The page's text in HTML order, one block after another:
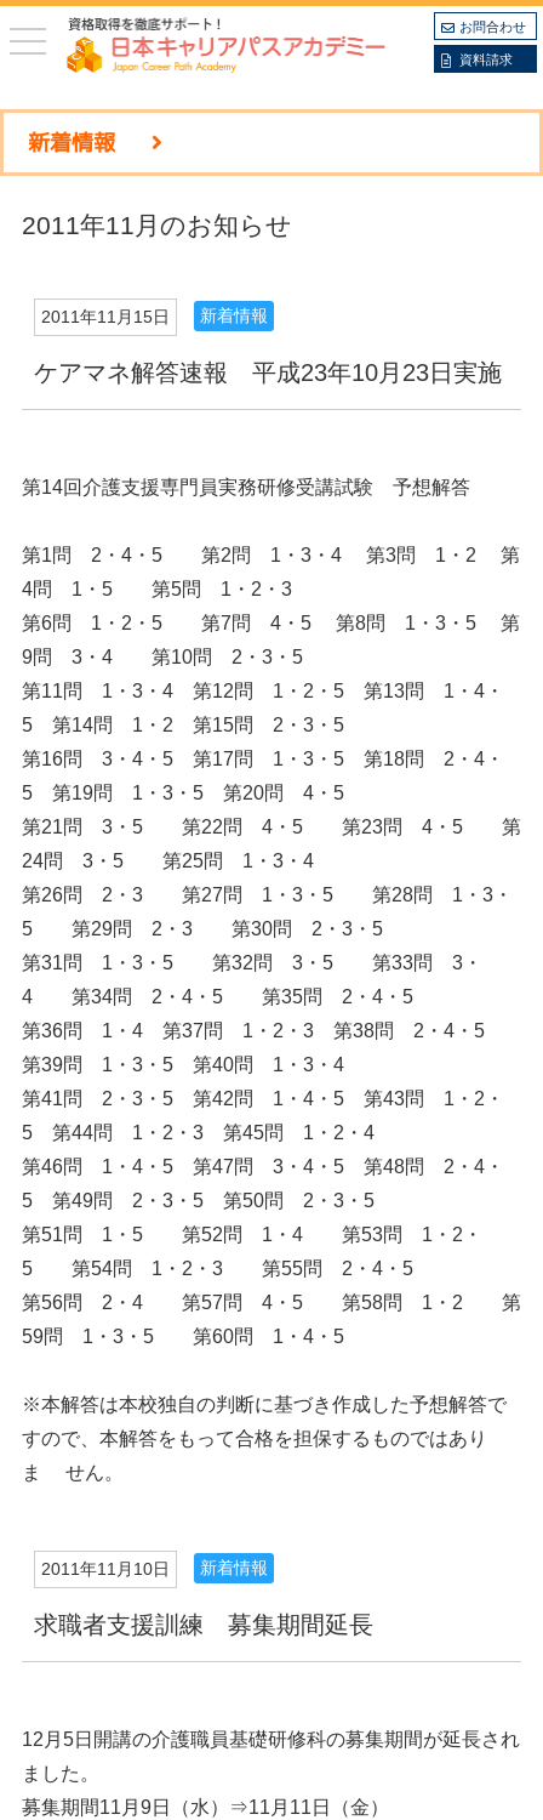
toggle
navigation
お問合わせ
資料請求
新着情報
2011年11月のお知らせ
2011年11月15日 新着情報
ケアマネ解答速報 平成23年10月23日実施
第14回介護支援専門員実務研修受講試験 予想解答
第1問 2・4・5 第2問 1・3・4 第3問 1・2 第
4問 1・5 第5問 1・2・3
第6問 1・2・5 第7問 4・5 第8問 1・3・5 第
9問 3・4 第10問 2・3・5
第11問 1・3・4 第12問 1・2・5 第13問 1・4・
5 第14問 1・2 第15問 2・3・5
第16問 3・4・5 第17問 1・3・5 第18問 2・4・
5 第19問 1・3・5 第20問 4・5
第21問 3・5 第22問 4・5 第23問 4・5 第
24問 3・5 第25問 1・3・4
第26問 2・3 第27問 1・3・5 第28問 1・3・
5 第29問 2・3 第30問 2・3・5
第31問 1・3・5 第32問 3・5 第33問 3・
4 第34問 2・4・5 第35問 2・4・5
第36問 1・4 第37問 1・2・3 第38問 2・4・5
第39問 1・3・5 第40問 1・3・4
第41問 2・3・5 第42問 1・4・5 第43問 1・2・
5 第44問 1・2・3 第45問 1・2・4
第46問 1・4・5 第47問 3・4・5 第48問 2・4・
5 第49問 2・3・5 第50問 2・3・5
第51問 1・5 第52問 1・4 第53問 1・2・
5 第54問 1・2・3 第55問 2・4・5
第56問 2・4 第57問 4・5 第58問 1・2 第
59問 1・3・5 第60問 1・4・5
※本解答は本校独自の判断に基づき作成した予想解答で
すので、本解答をもって合格を担保するものではあり
ま せん。
2011年11月10日 新着情報
求職者支援訓練 募集期間延長
12月5日開講の介護職員基礎研修科の募集期間が延長され
ました。
募集期間11月9日（水）⇒11月11日（金）